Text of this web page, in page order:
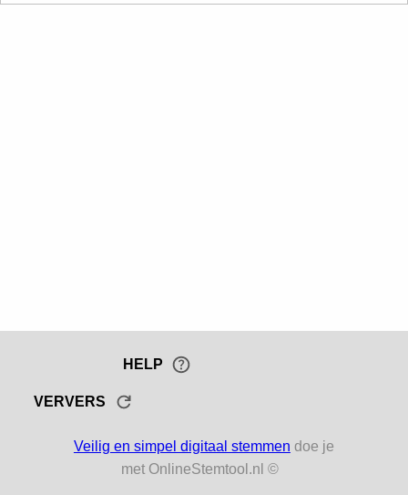
HELP
VERVERS
Veilig en simpel digitaal stemmen doe je
met OnlineStemtool.nl ©